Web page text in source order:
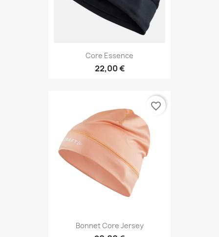
Core Essence
22,00 €
Bonnet Core Jersey
favorite_border